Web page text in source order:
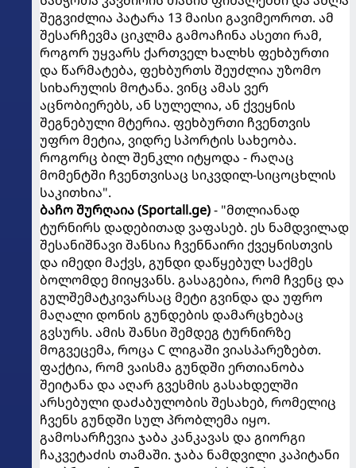
შეგვიძლია პატარა 13 მაისი გავიმეოროთ. ამ
შესარჩევმა ციკლმა გამოაჩინა ასეთი რამ,
როგორ უყვარს ქართველ ხალხს ფეხბურთი
და წარმატება, ფეხბურთს შეუძლია უზომო
სიხარულის მოტანა. ვინც ამას ვერ
აცნობიერებს, ან სულელია, ან ქვეყნის
შეგნებული მტერია. ფეხბურთი ჩვენთვის
უფრო მეტია, ვიდრე სპორტის სახეობა.
როგორც ბილ შენკლი იტყოდა - რაღაც
მომენტში ჩვენთვისაც სიკვდილ-სიცოცხლის
საკითხია".
ბაჩო შურღაია (Sportall.ge)- "მთლიანად
ტურნირს დადებითად ვაფასებ. ეს ნამდვილად
შესანიშნავი შანსია ჩვენნაირი ქვეყნისთვის
და იმედი მაქვს, გუნდი დაწყებულ საქმეს
ბოლომდე მიიყვანს. გასაგებია, რომ ჩვენც და
გულშემატკივარსაც მეტი გვინდა და უფრო
მაღალი დონის გუნდების დამარცხებაც
გვსურს. ამის შანსი შემდეგ ტურნირზე
მოგვეცემა, როცა C ლიგაში ვიასპარეზებთ.
ფაქტია, რომ ვაისმა გუნდში ერთიანობა
შეიტანა და აღარ გვესმის გასახდელში
არსებული დაძაბულობის შესახებ, რომელიც
ჩვენს გუნდში სულ პრობლემა იყო.
გამოსარჩევია ჯაბა კანკავას და გიორგი
ჩაკვეტაძის თამაში. ჯაბა ნამდვილი კაპიტანი